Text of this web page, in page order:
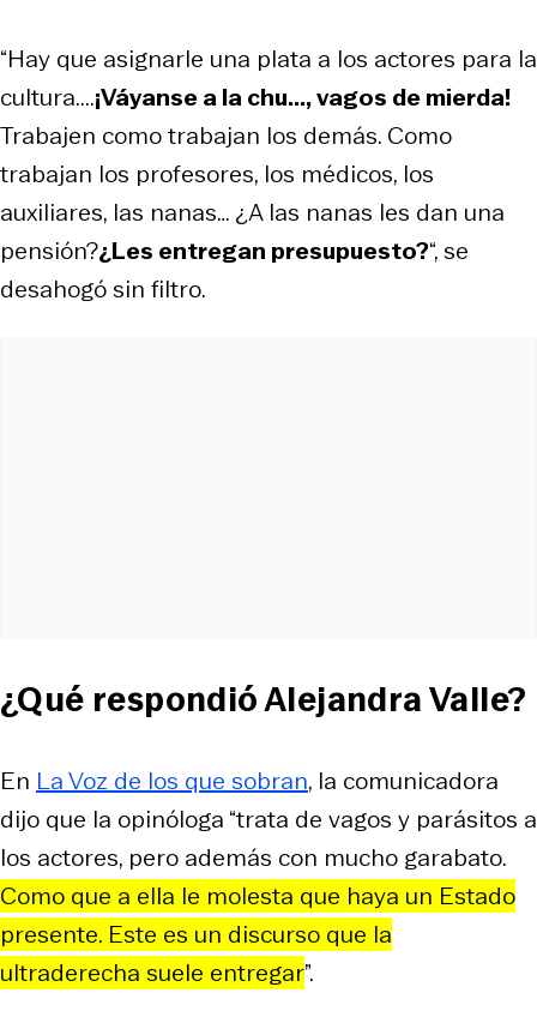
“Hay que asignarle una plata a los actores para la
cultura....¡Váyanse a la chu..., vagos de mierda!
Trabajen como trabajan los demás. Como
trabajan los profesores, los médicos, los
auxiliares, las nanas… ¿A las nanas les dan una
pensión?¿Les entregan presupuesto?“, se
desahogó sin filtro.
¿Qué respondió Alejandra Valle?
En La Voz de los que sobran, la comunicadora
dijo que la opinóloga “trata de vagos y parásitos a
los actores, pero además con mucho garabato.
Como que a ella le molesta que haya un Estado
presente. Este es un discurso que la
ultraderecha suele entregar”.